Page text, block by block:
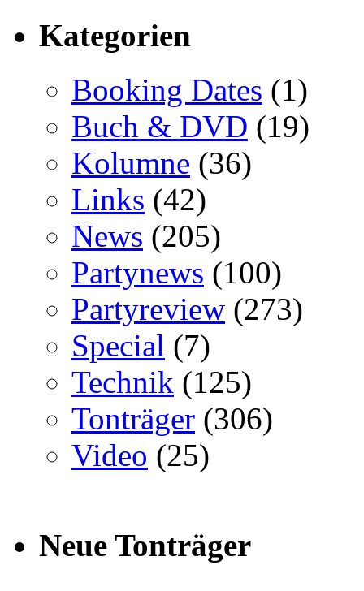
Kategorien
Booking Dates (1)
Buch & DVD (19)
Kolumne (36)
Links (42)
News (205)
Partynews (100)
Partyreview (273)
Special (7)
Technik (125)
Tonträger (306)
Video (25)
Neue Tonträger